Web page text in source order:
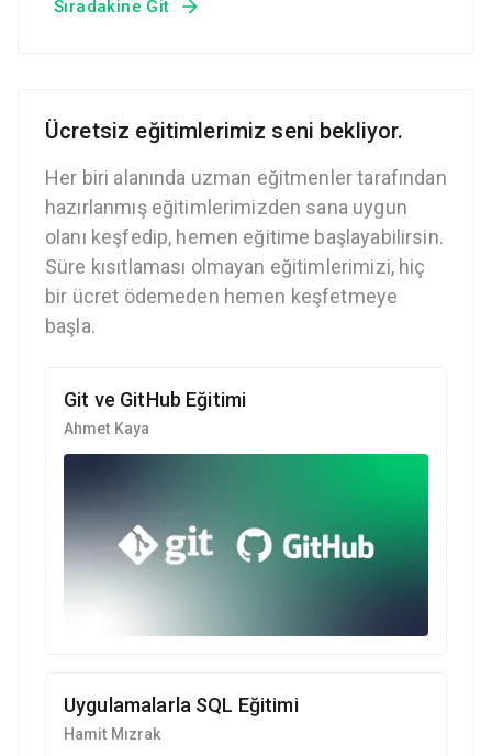
Sıradakine Git
Ücretsiz eğitimlerimiz seni bekliyor.
Her biri alanında uzman eğitmenler tarafından
hazırlanmış eğitimlerimizden sana uygun
olanı keşfedip, hemen eğitime başlayabilirsin.
Süre kısıtlaması olmayan eğitimlerimizi, hiç
bir ücret ödemeden hemen keşfetmeye
başla.
Git ve GitHub Eğitimi
Ahmet Kaya
Uygulamalarla SQL Eğitimi
Hamit Mızrak